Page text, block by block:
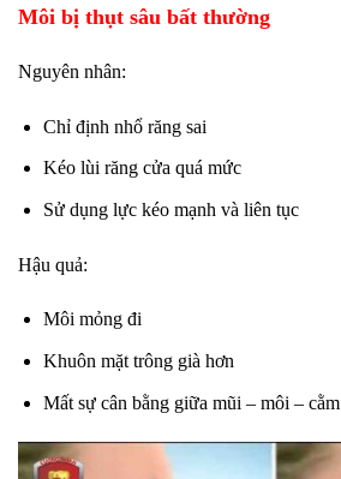
Môi bị thụt sâu bất thường
Nguyên nhân:
Chỉ định nhổ răng sai
Kéo lùi răng cửa quá mức
Sử dụng lực kéo mạnh và liên tục
Hậu quả:
Môi mỏng đi
Khuôn mặt trông già hơn
Mất sự cân bằng giữa mũi – môi – cằm